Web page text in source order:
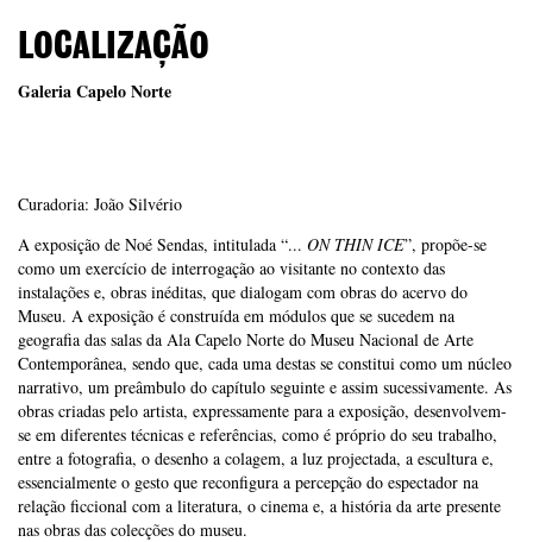
LOCALIZAÇÃO
Galeria Capelo Norte
Curadoria: João Silvério
A exposição de Noé Sendas, intitulada “... ON THIN ICE”, propõe-se
como um exercício de interrogação ao visitante no contexto das
instalações e, obras inéditas, que dialogam com obras do acervo do
Museu. A exposição é construída em módulos que se sucedem na
geografia das salas da Ala Capelo Norte do Museu Nacional de Arte
Contemporânea, sendo que, cada uma destas se constitui como um núcleo
narrativo, um preâmbulo do capítulo seguinte e assim sucessivamente. As
obras criadas pelo artista, expressamente para a exposição, desenvolvem-
se em diferentes técnicas e referências, como é próprio do seu trabalho,
entre a fotografia, o desenho a colagem, a luz projectada, a escultura e,
essencialmente o gesto que reconfigura a percepção do espectador na
relação ficcional com a literatura, o cinema e, a história da arte presente
nas obras das colecções do museu.